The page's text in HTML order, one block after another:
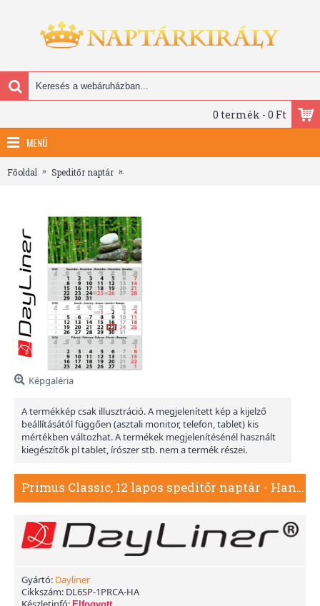
0 termék - 0 Ft
MENÜ
Főoldal Speditőr naptár
Képgaléria
A termékkép csak illusztráció. A megjelenített kép a kijelző
beállításától függően (asztali monitor, telefon, tablet) kis
mértékben változhat. A termékek megjelenítésénél használt
kiegészítők pl tablet, írószer stb. nem a termék részei.
Primus Classic, 12 lapos speditőr naptár - Hangulat fejrésszel
Gyártó: Dayliner
Cikkszám: DL6SP-1PRCA-HA